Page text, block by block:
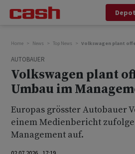
Depot
Home News Top News Volkswagen plant
AUTOBAUER
Volkswagen plant
Umbau im
Europas grösster Autobauer
einem Medienbericht
Management auf.